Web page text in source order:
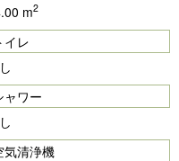
m2
イレ
ャワー
気清浄機